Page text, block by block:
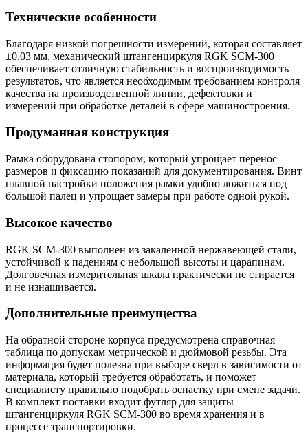
Технические особенности
Благодаря низкой погрешности измерений, которая составляет
±0.03 мм, механический штангенциркуля RGK SCM-300
обеспечивает отличную стабильность и воспроизводимость
результатов, что является необходимым требованием контроля
качества на производственной линии, дефектовки и
измерений при обработке деталей в сфере машиностроения.
Продуманная конструкция
Рамка оборудована стопором, который упрощает перенос
размеров и фиксацию показаний для документирования. Винт
плавной настройки положения рамки удобно ложиться под
большой палец и упрощает замеры при работе одной рукой.
Высокое качество
RGK SCM-300 выполнен из закаленной нержавеющей стали,
устойчивой к падениям с небольшой высоты и царапинам.
Долговечная измерительная шкала практически не стирается
и не изнашивается.
Дополнительные преимущества
На обратной стороне корпуса предусмотрена справочная
таблица по допускам метрической и дюймовой резьбы. Эта
информация будет полезна при выборе сверл в зависимости от
материала, который требуется обработать, и поможет
специалисту правильно подобрать оснастку при смене задачи.
В комплект поставки входит футляр для защиты
штангенциркуля RGK SCM-300 во время хранения и в
процессе транспортировки.